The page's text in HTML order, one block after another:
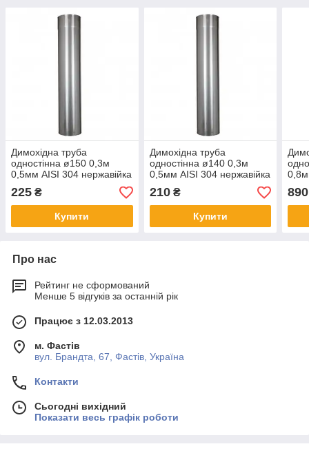
Димохідна труба
одностінна ø150 0,3м
0,5мм AISI 304 нержавійка
225 ₴
Купити
Димохідна труба
одностінна ø140 0,3м
0,5мм AISI 304 нержавійка
210₴
Купити
890
Про нас
Рейтинг не сформований
Менше 5 відгуків за останній рік
Працює з 12.03.2013
м. Фастів
вул. Брандта, 67, Фастів, Україна
Контакти
Сьогодні вихідний
Показати весь графік роботи